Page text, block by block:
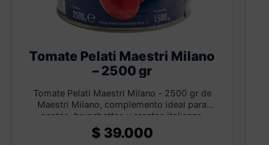
Tomate Pelati Maestri Milano
– 2500 gr
Tomate Pelati Maestri Milano - 2500 gr de
Maestri Milano, complemento ideal para
pastas, bruschettas y recetas italianas.
$39.000